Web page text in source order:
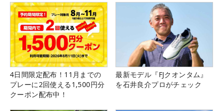
4日間限定配布！11月までの
プレーに2回使える1,500円分
クーポン配布中！
最新モデル『FJクオンタム』
を石井良介プロがチェック